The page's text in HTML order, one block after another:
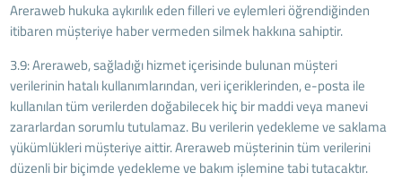
Areraweb hukuka aykırılık eden filleri ve eylemleri öğrendiğinden
itibaren müşteriye haber vermeden silmek hakkına sahiptir.
3.9: Areraweb, sağladığı hizmet içerisinde bulunan müşteri
verilerinin hatalı kullanımlarından, veri içeriklerinden, e-posta ile
kullanılan tüm verilerden doğabilecek hiç bir maddi veya manevi
zararlardan sorumlu tutulamaz. Bu verilerin yedekleme ve saklama
yükümlükleri müşteriye aittir. Areraweb müşterinin tüm verilerini
düzenli bir biçimde yedekleme ve bakım işlemine tabi tutacaktır.